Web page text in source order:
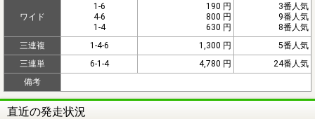
ワイド
1-6
4-6
1-4
190 円
800 円
630 円
3番人気
9番人気
8番人気
三連複
1-4-6 1,300 円
5番人気
三連単
6-1-4 4,780 円
24番人気
備考
直近の発走状況